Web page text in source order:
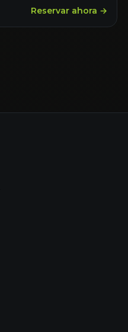
Reservar ahora →